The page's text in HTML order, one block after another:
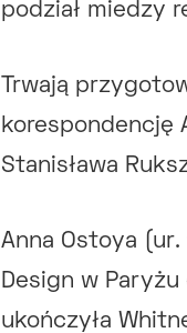
podział miedzy
Trwają
korespondencję
Stanisława
Anna Ostoya
Design w
ukończyła